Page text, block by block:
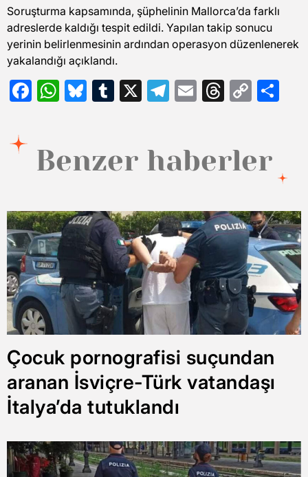
Soruşturma kapsamında, şüphelinin Mallorca’da farklı
adreslerde kaldığı tespit edildi. Yapılan takip sonucu
yerinin belirlenmesinin ardından operasyon düzenlenerek
yakalandığı açıklandı.
Facebook
WhatsApp
Bluesky
Tumblr
X Telegram
EmailThreads
Copy
Benzer haberler
Çocuk pornografisi suçundan
aranan İsviçre-Türk vatandaşı
İtalya’da tutuklandı